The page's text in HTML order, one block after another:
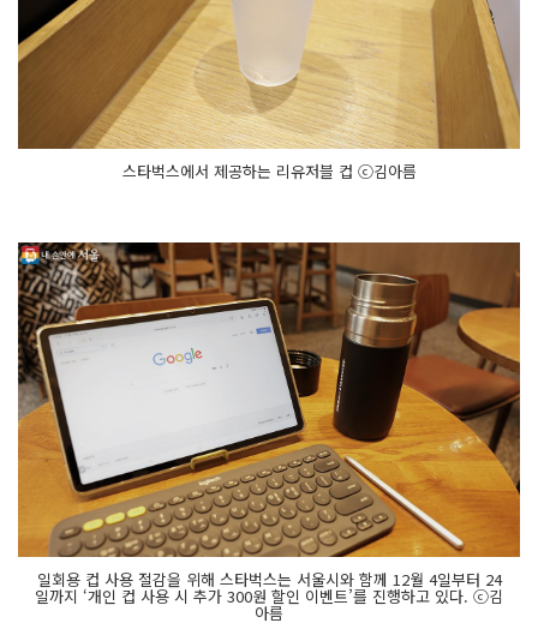
스타벅스에서 제공하는 리유저블 컵 ⓒ김아름
일회용 컵 사용 절감을 위해 스타벅스는 서울시와 함께 12월 4일부터 24
일까지 ‘개인 컵 사용 시 추가 300원 할인 이벤트’를 진행하고 있다. ⓒ김
아름